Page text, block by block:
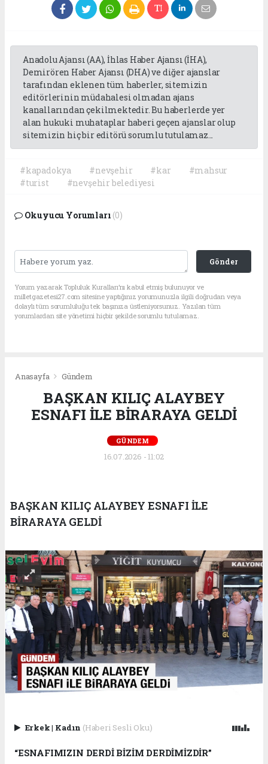
Anadolu Ajansı (AA), İhlas Haber Ajansı (İHA),
Demirören Haber Ajansı (DHA) ve diğer ajanslar
tarafından eklenen tüm haberler, sitemizin
editörlerinin müdahalesi olmadan ajans
kanallarından çekilmektedir. Bu haberlerde yer
alan hukuki muhataplar haberi geçen ajanslar olup
sitemizin hiç bir editörü sorumlu tutulamaz...
#kapadokya #nevşehir #kar
#mahsur
#turist
#nevşehir belediyesi
Okuyucu Yorumları (0)
Gönder
Yorum yazarak Topluluk Kuralları’nı kabul etmiş bulunuyor ve
milletgazetesi27.com sitesine yaptığınız yorumunuzla ilgili doğrudan veya
dolaylı tüm sorumluluğu tek başınıza üstleniyorsunuz. Yazılan tüm
yorumlardan site yönetimi hiçbir şekilde sorumlu tutulamaz.
Anasayfa Gündem
BAŞKAN KILIÇ ALAYBEY
ESNAFI İLE BİRARAYA GELDİ
GÜNDEM
16.07.2026 - 11:02
BAŞKAN KILIÇ ALAYBEY ESNAFI İLE
BİRARAYA GELDİ
Erkek| Kadın (Haberi Sesli Oku)
“ESNAFIMIZIN DERDİ BİZİM DERDİMİZDİR”